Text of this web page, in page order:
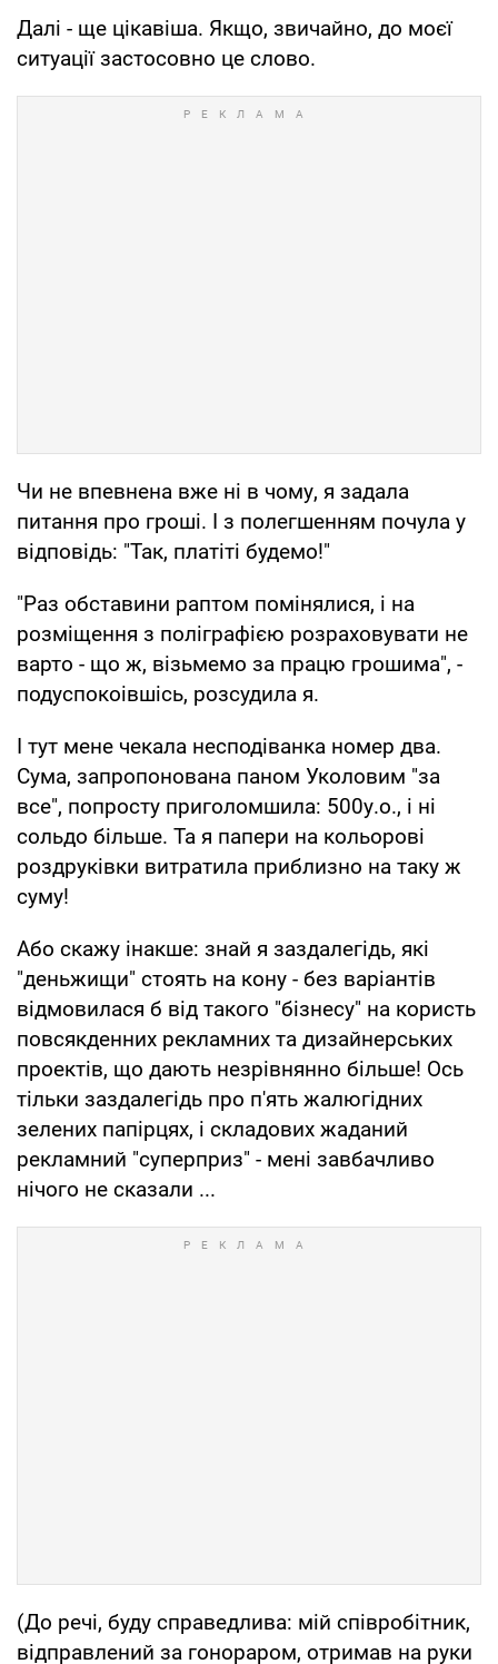
Далі - ще цікавіша. Якщо, звичайно, до моєї
ситуації застосовно це слово.
Чи не впевнена вже ні в чому, я задала
питання про гроші. І з полегшенням почула у
відповідь: "Так, платіті будемо!"
"Раз обставини раптом помінялися, і на
розміщення з поліграфією розраховувати не
варто - що ж, візьмемо за працю грошима", -
подуспокоівшісь, розсудила я.
І тут мене чекала несподіванка номер два.
Сума, запропонована паном Уколовим "за
все", попросту приголомшила: 500у.о., і ні
сольдо більше. Та я папери на кольорові
роздруківки витратила приблизно на таку ж
суму!
Або скажу інакше: знай я заздалегідь, які
"деньжищи" стоять на кону - без варіантів
відмовилася б від такого "бізнесу" на користь
повсякденних рекламних та дизайнерських
проектів, що дають незрівнянно більше! Ось
тільки заздалегідь про п'ять жалюгідних
зелених папірцях, і складових жаданий
рекламний "суперприз" - мені завбачливо
нічого не сказали ...
(До речі, буду справедлива: мій співробітник,
відправлений за гонораром, отримав на руки